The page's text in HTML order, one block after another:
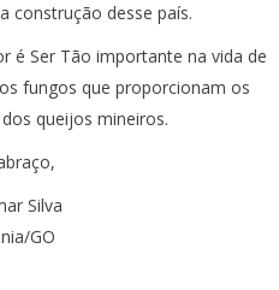
construção desse país.
é Ser Tão importante na vida de
fungos que proporcionam os
queijos mineiros.
Silva
GO